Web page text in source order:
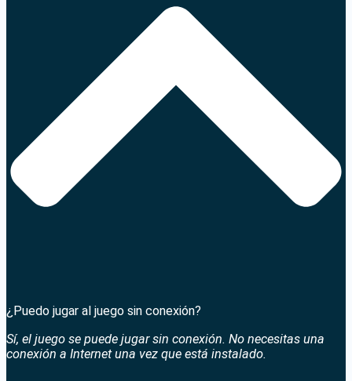
¿Puedo jugar al juego sin conexión?
Sí, el juego se puede jugar sin conexión. No necesitas una
conexión a Internet una vez que está instalado.